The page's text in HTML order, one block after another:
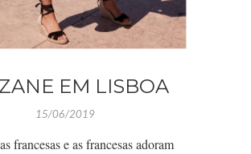
EM LISBOA
15/06/2019
francesas e as francesas adoram